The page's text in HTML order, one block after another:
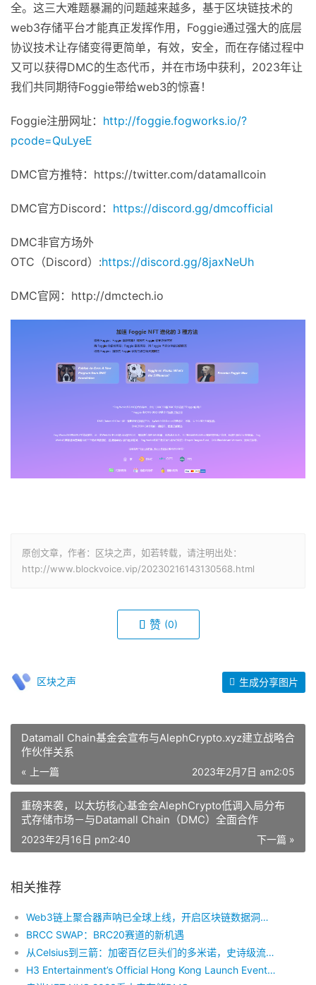
全。这三大难题暴漏的问题越来越多，基于区块链技术的
web3存储平台才能真正发挥作用，Foggie通过强大的底层
协议技术让存储变得更简单，有效，安全，而在存储过程中
又可以获得DMC的生态代币，并在市场中获利，2023年让
我们共同期待Foggie带给web3的惊喜！
Foggie注册网址： http://foggie.fogworks.io/?
pcode=QuLyeE
DMC官方推特：https://twitter.com/datamallcoin
DMC官方Discord： https://discord.gg/dmcofficial
DMC非官方场外
OTC（Discord）:https://discord.gg/8jaxNeUh
DMC官网：http://dmctech.io
原创文章，作者：区块之声，如若转载，请注明出处：
http://www.blockvoice.vip/20230216143130568.html
赞 (0)
区块之声 生成分享图片
Datamall Chain基金会宣布与AlephCrypto.xyz建立战略合
作伙伴关系
« 上一篇 2023年2月7日 am2:05
重磅来袭，以太坊核心基金会AlephCrypto低调入局分布
式存储市场－与Datamall Chain（DMC）全面合作
下一篇 »
2023年2月16日 pm2:40
相关推荐
Web3链上聚合器声呐已全球上线，开启区块链数据洞察新时代
BRCC SWAP：BRC20赛道的新机遇
从Celsius到三箭：加密百亿巨头们的多米诺，史诗级流动性的枯竭
H3 Entertainment’s Official Hong Kong Launch Event: “REN(AI)SSANCE – Pioneering Entertainment 3.0”